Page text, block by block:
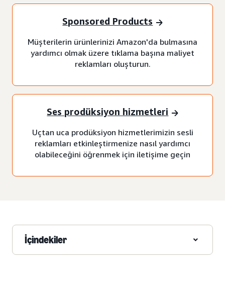
Sponsored Products
Müşterilerin ürünlerinizi Amazon'da bulmasına
yardımcı olmak üzere tıklama başına maliyet
reklamları oluşturun.
Ses prodüksiyon hizmetleri
Uçtan uca prodüksiyon hizmetlerimizin sesli
reklamları etkinleştirmenize nasıl yardımcı
olabileceğini öğrenmek için iletişime geçin
İçindekiler